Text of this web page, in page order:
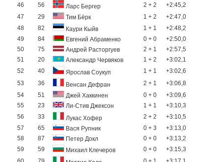
46
56 Ларс Бергер 2 + 2
+2:45,2
47
29 Тим Бёрк 1 + 2
+2:47,0
48
82 Каури Кыйв 1 + 1
+2:48,2
49
84 Евгений Абраменко 0 + 0
+2:50,0
50
75 Андрей Расторгуев 2 + 1
+2:57,5
51
20 Александр Червяков 1 + 2
+3:02,1
52
40 Ярослав Соукуп 1 + 1
+3:02,6
53
36 Венсан Дефран 2 + 1
+3:06,8
54
51 Джей Хаккинен 0 + 0
+3:09,6
55
23 Ли-Стив Джексон 1 + 1
+3:10,3
56
33 Лукас Хофер 2 + 2
+3:10,5
57
65 Вася Рупник 0 + 3
+3:13,0
58
87 Петер Докл 0 + 0
+3:13,2
59
59 Михаил Клечеров 0 + 0
+3:15,3